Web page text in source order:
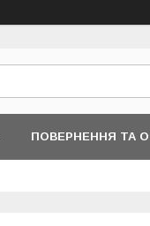
ПОВЕРНЕННЯ ТА